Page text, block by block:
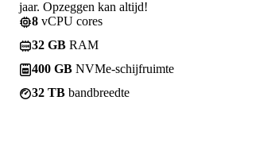
jaar. Opzeggen kan altijd!
8 vCPU cores
32 GB RAM
400 GB NVMe-schijfruimte
32 TB bandbreedte